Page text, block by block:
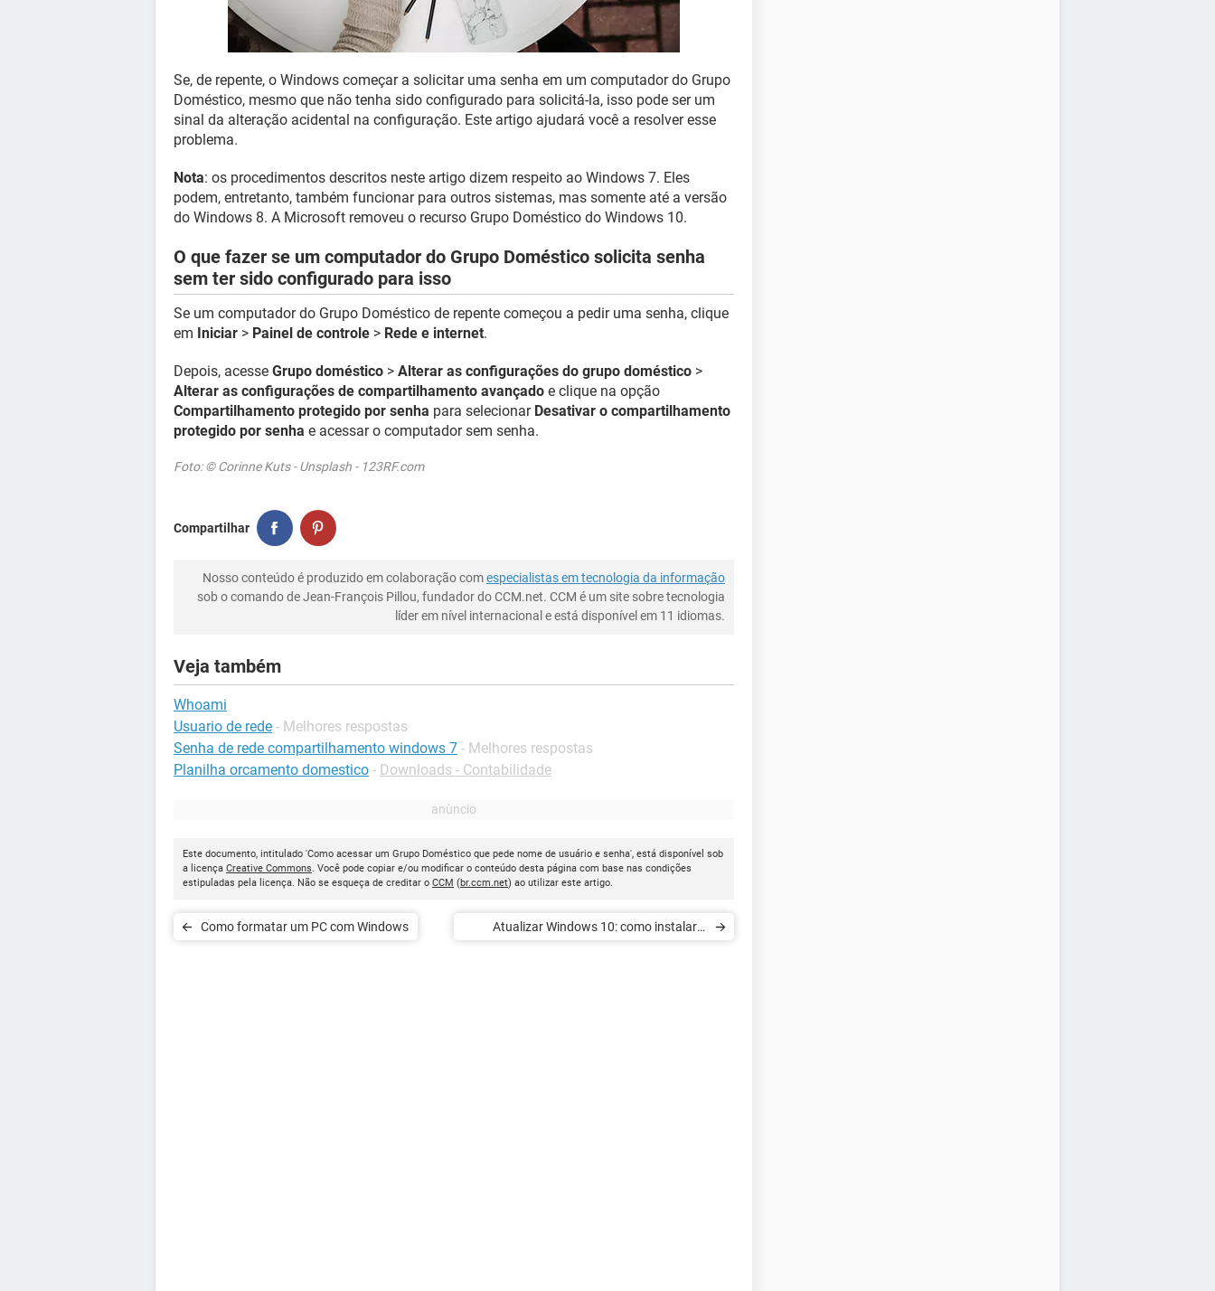
Se, de repente, o Windows começar a solicitar uma senha em um computador do Grupo
Doméstico, mesmo que não tenha sido configurado para solicitá-la, isso pode ser um
sinal da alteração acidental na configuração. Este artigo ajudará você a resolver esse
problema.
Nota: os procedimentos descritos neste artigo dizem respeito ao Windows 7. Eles
podem, entretanto, também funcionar para outros sistemas, mas somente até a versão
do Windows 8. A Microsoft removeu o recurso Grupo Doméstico do Windows 10.
O que fazer se um computador do Grupo Doméstico solicita senha
sem ter sido configurado para isso
Se um computador do Grupo Doméstico de repente começou a pedir uma senha, clique
em Iniciar > Painel de controle > Rede e internet.
Depois, acesse Grupo doméstico > Alterar as configurações do grupo doméstico >
Alterar as configurações de compartilhamento avançado e clique na opção
Compartilhamento protegido por senha para selecionar Desativar o compartilhamento
protegido por senha e acessar o computador sem senha.
Foto: © Corinne Kuts - Unsplash - 123RF.com
Compartilhar
Nosso conteúdo é produzido em colaboração comespecialistas em tecnologia da informação
sob o comando de Jean-François Pillou, fundador do CCM.net. CCM é um site sobre tecnologia
líder em nível internacional e está disponível em 11 idiomas.
Veja também
Whoami
Usuario de rede - Melhores respostas
Senha de rede compartilhamento windows 7 - Melhores respostas
Planilha orcamento domestico - Downloads - Contabilidade
Este documento, intitulado 'Como acessar um Grupo Doméstico que pede nome de usuário e senha', está disponível sob
a licença Creative Commons. Você pode copiar e/ou modificar o conteúdo desta página com base nas condições
estipuladas pela licença. Não se esqueça de creditar o CCM (br.ccm.net) ao utilizar este artigo.
Como formatar um PC com Windows
Atualizar Windows 10: como instalar a